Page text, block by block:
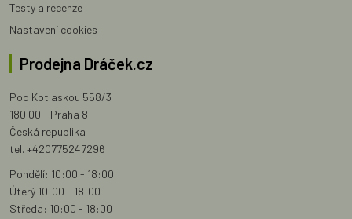
Testy a recenze
Nastavení cookies
Prodejna Dráček.cz
Pod Kotlaskou 558/3
180 00 - Praha 8
Česká republika
tel. +420775247296
Pondělí: 10:00 - 18:00
Úterý 10:00 - 18:00
Středa: 10:00 - 18:00